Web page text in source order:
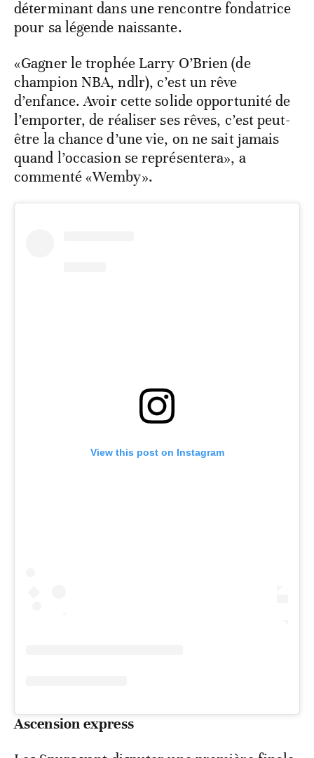
déterminant dans une rencontre fondatrice
pour sa légende naissante.
«Gagner le trophée Larry O’Brien (de
champion NBA, ndlr), c’est un rêve
d’enfance. Avoir cette solide opportunité de
l’emporter, de réaliser ses rêves, c’est peut-
être la chance d’une vie, on ne sait jamais
quand l’occasion se représentera», a
commenté «Wemby».
View this post on Instagram
Ascension express